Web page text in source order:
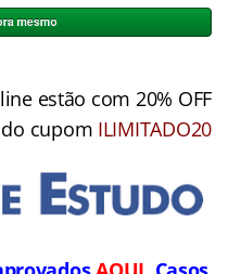
estão com 20% OFF
cupom ILIMITADO20